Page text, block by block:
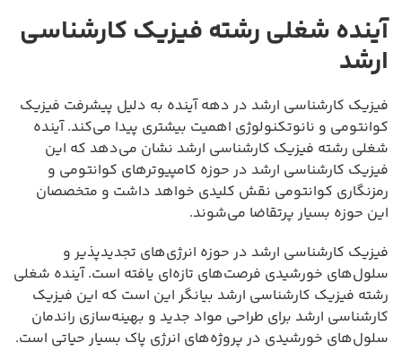
آینده شغلی رشته فیزیک کارشناسی
ارشد
فیزیک کارشناسی ارشد در دهه آینده به دلیل پیشرفت فیزیک
کوانتومی و نانوتکنولوژی اهمیت بیشتری پیدا می‌کند. آینده
شغلی رشته فیزیک کارشناسی ارشد نشان می‌دهد که این
فیزیک کارشناسی ارشد در حوزه کامپیوترهای کوانتومی و
رمزنگاری کوانتومی نقش کلیدی خواهد داشت و متخصصان
این حوزه بسیار پرتقاضا می‌شوند.
فیزیک کارشناسی ارشد در حوزه انرژی‌های تجدیدپذیر و
سلول‌های خورشیدی فرصت‌های تازه‌ای یافته است. آینده شغلی
رشته فیزیک کارشناسی ارشد بیانگر این است که این فیزیک
کارشناسی ارشد برای طراحی مواد جدید و بهینه‌سازی راندمان
سلول‌های خورشیدی در پروژه‌های انرژی پاک بسیار حیاتی است.